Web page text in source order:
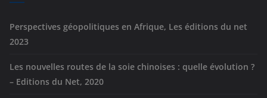
s
Perspectives géopolitiques en Afrique, Les éditions du net
2023
Les nouvelles routes de la soie chinoises : quelle évolution ?
– Editions du Net, 2020